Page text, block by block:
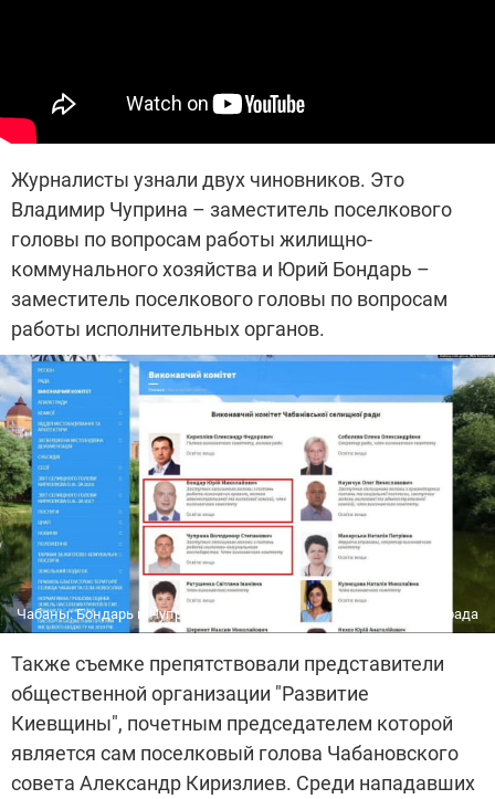
Журналисты узнали двух чиновников. Это
Владимир Чуприна – заместитель поселкового
головы по вопросам работы жилищно-
коммунального хозяйства и Юрий Бондарь –
заместитель поселкового головы по вопросам
работы исполнительных органов.
Чабаны: Бондарь и Чуприна Чабани рада
Также съемке препятствовали представители
общественной организации "Развитие
Киевщины", почетным председателем которой
является сам поселковый голова Чабановского
совета Александр Киризлиев. Среди нападавших